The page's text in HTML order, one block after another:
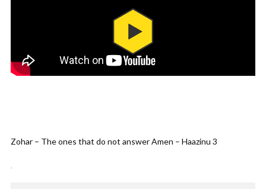
Zohar – The ones that do not answer Amen – Haazinu 3